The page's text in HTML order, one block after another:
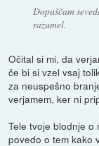
Dopuščam
razumel.
Očital si mi, da
če bi si vzel vsaj
za neuspešno
verjamem, ker ni
Tele tvoje blodnje
povedo o tem kako